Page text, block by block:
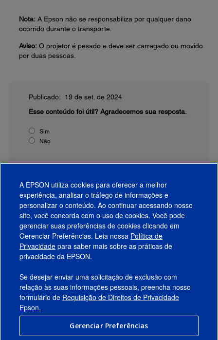
Nota: A Epson não se responsabiliza por qualquer dano
ocorrido durante o transporte.
Aviso: O projetor é pesado e deve ser carregado ou movido
por duas pessoas.
Publicado: 19 de set. de 2024
Esse conteúdo foi útil? Agradecemos sua resposta.
Sim
Não
Produtos
Suporte
Links Sugeridos
Empresa
Conecte-se com a Epson
A EPSON utiliza cookies para oferecer a melhor
experiência, analisar o tráfego de informações e
personalizar o conteúdo. Ao continuar acessando nosso
site, você concorda com o uso de cookies. Você pode
gerenciar suas preferências de cookies clicando em
Gerenciar Preferências. Leia nossa Política de
Privacidade para saber mais sobre as práticas de
privacidade da EPSON.
Se desejar enviar uma solicitação de exclusão com
relação às suas informações pessoais, preencha nosso
formulário de Requisição de Direitos de Privacidade
Epson.
Gerenciar Preferências